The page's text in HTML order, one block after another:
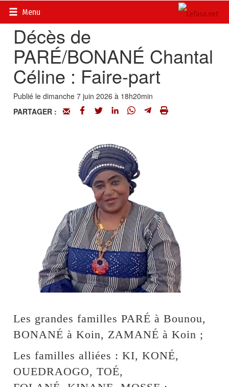
Menu
Accueil>
Décès de
PARÉ/BONANÉ Chantal
Céline : Faire-part
Publié le dimanche 7 juin 2026 à 18h20min
PARTAGER :
Les grandes familles PARÉ à Bounou,
BONANÉ à Koin, ZAMANÉ à Koin ;
Les familles alliées : KI, KONÉ,
OUEDRAOGO, TOÉ,